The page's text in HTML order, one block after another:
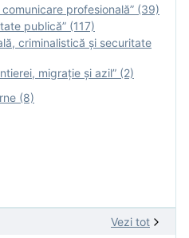
profesională” (39)
publică” (117)
criminalistică și securitate
migrație și azil” (2)
(8)
Vezi tot